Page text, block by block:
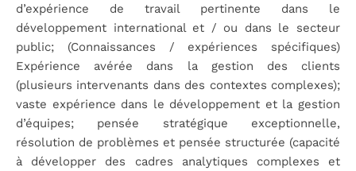
d’expérience de travail pertinente dans le
développement international et / ou dans le secteur
public; (Connaissances / expériences spécifiques)
Expérience avérée dans la gestion des clients
(plusieurs intervenants dans des contextes complexes);
vaste expérience dans le développement et la gestion
d’équipes; pensée stratégique exceptionnelle,
résolution de problèmes et pensée structurée (capacité
à développer des cadres analytiques complexes et